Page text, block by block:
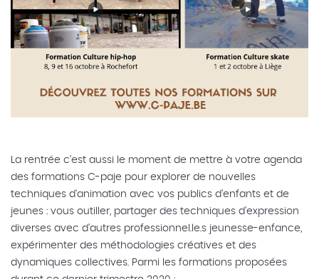
La rentrée c'est aussi le moment de mettre à votre agenda
des formations C-paje pour explorer de nouvelles
techniques d'animation avec vos publics d'enfants et de
jeunes : vous outiller, partager des techniques d'expression
diverses avec d'autres professionnel.le.s jeunesse-enfance,
expérimenter des méthodologies créatives et des
dynamiques collectives. Parmi les formations proposées